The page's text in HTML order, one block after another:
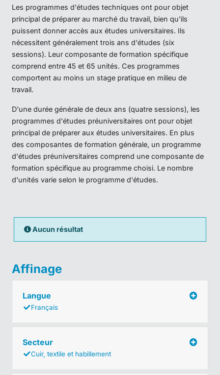
Les programmes d'études techniques ont pour objet
principal de préparer au marché du travail, bien qu'ils
puissent donner accès aux études universitaires. Ils
nécessitent généralement trois ans d'études (six
sessions). Leur composante de formation spécifique
comprend entre 45 et 65 unités. Ces programmes
comportent au moins un stage pratique en milieu de
travail.
D'une durée générale de deux ans (quatre sessions), les
programmes d'études préuniversitaires ont pour objet
principal de préparer aux études universitaires. En plus
des composantes de formation générale, un programme
d'études préuniversitaires comprend une composante de
formation spécifique au programme choisi. Le nombre
d'unités varie selon le programme d'études.
Aucun résultat
Affinage
Langue
Français
Secteur
Cuir, textile et habillement